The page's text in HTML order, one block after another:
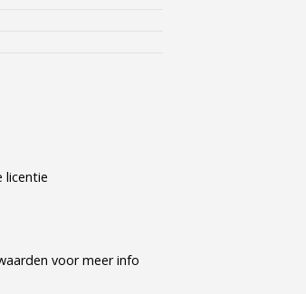
licentie
voor meer info